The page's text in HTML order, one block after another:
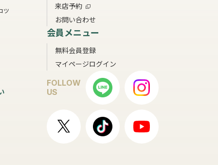
ツ
来店予約
お問い合わせ
会員メニュー
無料会員登録
マイページログイン
FOLLOW
US